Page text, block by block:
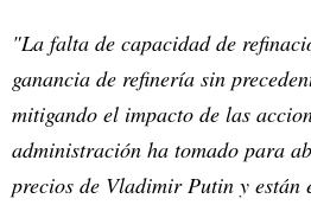
"La falta de capacidad de
ganancia de refinería sin
mitigando el impacto de las
administración ha tomado para
precios de Vladimir Putin y están